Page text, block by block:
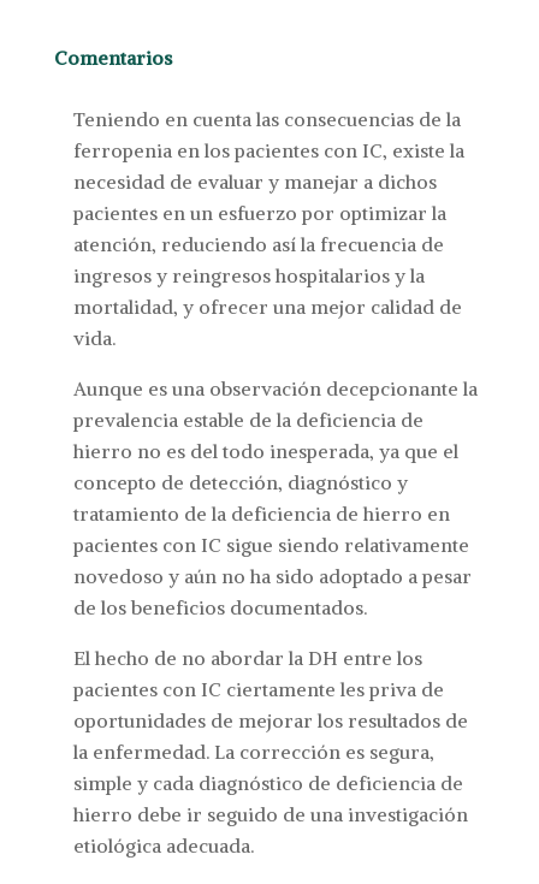
Comentarios
Teniendo en cuenta las consecuencias de la
ferropenia en los pacientes con IC, existe la
necesidad de evaluar y manejar a dichos
pacientes en un esfuerzo por optimizar la
atención, reduciendo así la frecuencia de
ingresos y reingresos hospitalarios y la
mortalidad, y ofrecer una mejor calidad de
vida.
Aunque es una observación decepcionante la
prevalencia estable de la deficiencia de
hierro no es del todo inesperada, ya que el
concepto de detección, diagnóstico y
tratamiento de la deficiencia de hierro en
pacientes con IC sigue siendo relativamente
novedoso y aún no ha sido adoptado a pesar
de los beneficios documentados.
El hecho de no abordar la DH entre los
pacientes con IC ciertamente les priva de
oportunidades de mejorar los resultados de
la enfermedad. La corrección es segura,
simple y cada diagnóstico de deficiencia de
hierro debe ir seguido de una investigación
etiológica adecuada.